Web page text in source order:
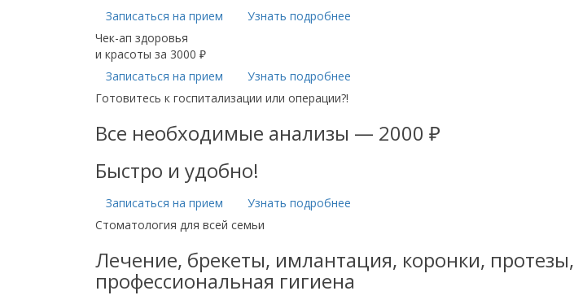
Записаться на прием
Узнать подробнее
Чек-ап здоровья
и красоты за 3000 ₽
Записаться на прием
Узнать подробнее
Готовитесь к госпитализации или операции?!
Все необходимые анализы — 2000 ₽
Быстро и удобно!
Записаться на прием
Узнать подробнее
Стоматология для всей семьи
Лечение, брекеты, имлантация, коронки, протезы,
профессиональная гигиена